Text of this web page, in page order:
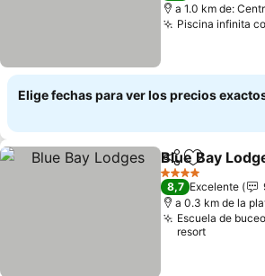
a 1.0 km de:
Piscina infinita
Elige fechas para ver los precios
CompartirAgregar a
Blue Bay
4 Estrellas
8,7 Excelente
a 0.3 km de la
Escuela de
resort